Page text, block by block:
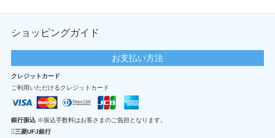
ショッピングガイド
お支払い方法
クレジットカード
ご利用いただけるクレジットカード
銀行振込 ※振込手数料はお客さまのご負担となります。
三菱UFJ銀行